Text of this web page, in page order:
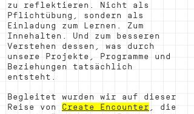
zu reflektieren. Nicht als
Pflichtübung, sondern als
Einladung zum Lernen. Zum
Innehalten. Und zum besseren
Verstehen dessen, was durch
unsere Projekte, Programme und
Beziehungen tatsächlich
entsteht.
Begleitet wurden wir auf dieser
Reise von Create Encounter , die